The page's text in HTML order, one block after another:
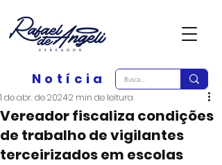
Notícia
Vereador fiscaliza condições
de trabalho de vigilantes
terceirizados em escolas
1 de abr. de 20242 min de leitura